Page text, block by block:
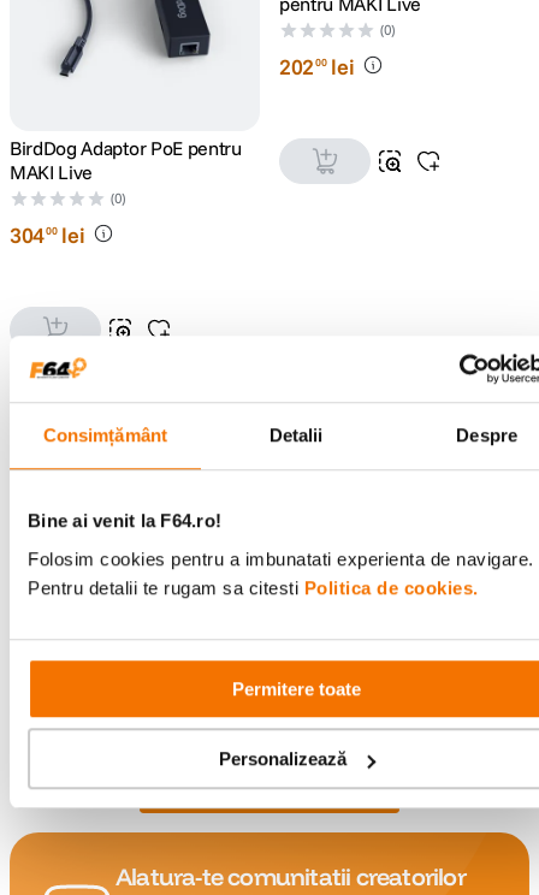
Consimțământ Detalii Despre
Bine ai venit la F64.ro!
Folosim cookies pentru a imbunatati experienta de navigare.
Pentru detalii te rugam sa citesti Politica de cookies.
Permitere toate
Personalizează
BirdDog Adaptor PoE pentru
MAKI Live
(0)
30400 lei
(0)
20200 lei
BirdDog X4 Ultra Black
Camera PTZ 4K 20x Zoom
NDI WiFi 6 AI Negru
(0)
Zoom Alb
(0)
7.727 00 lei
Ai vizualizat toate produsele
Alatura-te comunitatii creatorilor